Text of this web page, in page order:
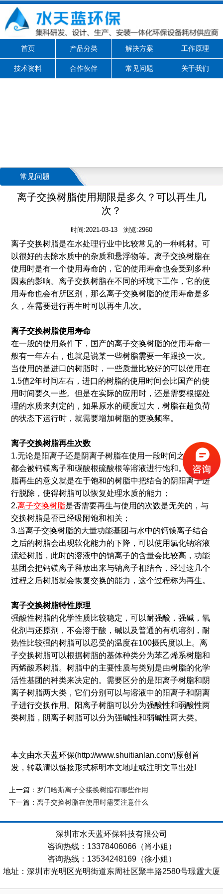
首页 产品分类 解决方案 工作原理
技术资料 合作伙伴 常见问题 关于我们
常见问题
离子交换树脂使用期限是多久？可以再生几
次？
时间:2021-03-13 浏览:2960
离子交换树脂是在水处理行业中比较常见的一种耗材。可
以很好的去除水质中的杂质和悬浮物等。离子交换树脂在
使用时是有一个使用寿命的，它的使用寿命也会受到多种
因素的影响。离子交换树脂在不同的环境下工作，它的使
用寿命也会有所区别，那么离子交换树脂的使用寿命是多
久，在需要进行再生时可以再生几次。
离子交换树脂使用寿命
在一般的使用条件下，国产的离子交换树脂的使用寿命一
般有一年左右，也就是说某一些树脂需要一年跟换一次。
当使用的是进口的树脂时，一些质量比较好的可以使用在
1.5值2年时间左右，进口的树脂的使用时间会比国产的使
用时间要久一些。但是在实际的应用时，还是需要根据处
理的水质来判定的，如果原水的硬度过大，树脂在超负荷
的状态下运行时，就需要增加树脂的更换频率。
离子交换树脂再生次数
1.无论是阳离子还是阴离子树脂在使用一段时间之后它们
都会被钙镁离子和碳酸根硫酸根等溶液进行饱和。所以树
脂再生的意义就是在于饱和的树脂中把结合的阴阳离子进
行脱除，使得树脂可以恢复处理水质的能力；
2.离子交换树脂是否需要再生与使用的次数是无关的，与
交换树脂是否已经吸附饱和相关；
3.当离子交换树脂的大量功能基团与水中的钙镁离子结合
之后的树脂会出现软化能力的下降，可以使用氯化钠溶液
流经树脂，此时的溶液中的钠离子的含量会比较高，功能
基团会把钙镁离子释放出来与钠离子相结合，经过这几个
过程之后树脂就会恢复交换的能力，这个过程称为再生。
离子交换树脂特性原理
强酸性树脂的化学性质比较稳定，可以耐强酸，强碱，氧
化剂与还原剂，不会溶于酸，碱以及普通的有机溶剂，耐
热性比较强的树脂可以忍受的温度在100摄氏度以上。离
子交换树脂可以根据树脂的基体种类分为苯乙烯系树脂和
丙烯酸系树脂。树脂中的主要性质与类别是由树脂的化学
活性基团的种类来决定的。需要区分的是阳离子树脂和阴
离子树脂两大类，它们分别可以与溶液中的阳离子和阴离
子进行交换作用。阳离子树脂可以分为强酸性和弱酸性两
类树脂，阴离子树脂可以分为强碱性和弱碱性两大类。
本文由水天蓝环保(http://www.shuitianlan.com/)原创首
发，转载请以链接形式标明本文地址或注明文章出处!
上一篇： 罗门哈斯离子交接换树脂有哪些作用
下一篇： 离子交换树脂在使用时需要注意什么
深圳市水天蓝环保科技有限公司
咨询热线：13378406066（肖小姐）
咨询热线：13534248169（徐小姐）
地址：深圳市光明区光明街道东周社区聚丰路2580号璟霆大厦